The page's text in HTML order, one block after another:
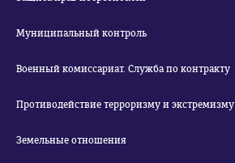
Муниципальный контроль
Военный комиссариат. Служба по контракту
Противодействие терроризму и экстремизму
Земельные отношения